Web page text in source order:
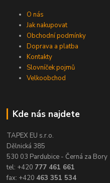
O nás
Jak nakupovat
Obchodní podmínky
Doprava a platba
Kontakty
Slovníček pojmů
Velkoobchod
Kde nás najdete
TAPEX EU s.r.o.
Dělnická 385
530 03 Pardubice - Černá za Bory
tel: +420 777 461 661
fax: +420 463 351 534